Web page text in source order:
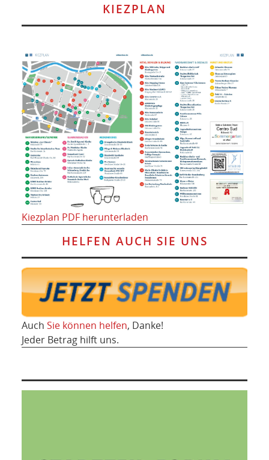
KIEZPLAN
Kiezplan PDF herunterladen
HELFEN AUCH SIE UNS
Auch Sie können helfen, Danke!
Jeder Betrag hilft uns.